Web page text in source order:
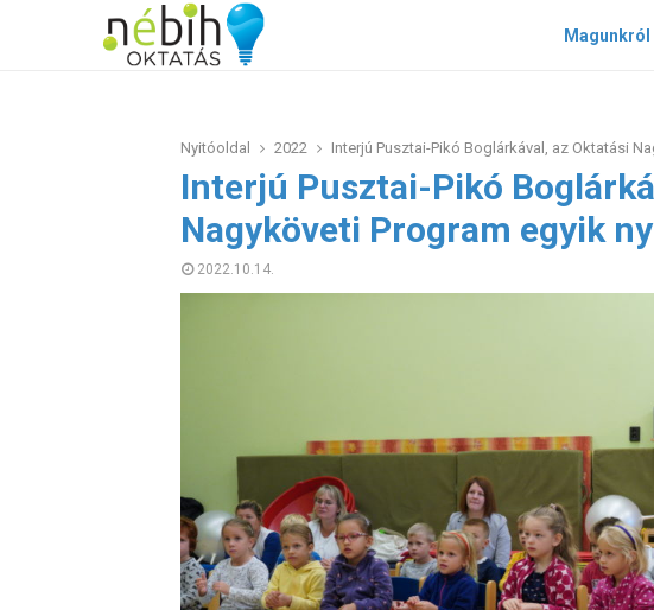
Magunkról
Nyitóoldal 2022 Interjú Pusztai-Pikó Boglárkával, az Oktatási
Interjú Pusztai-Pikó
Nagyköveti Program egyik
2022.10.14.